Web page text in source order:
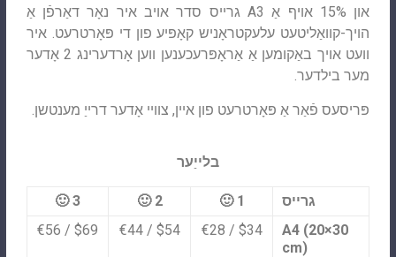
און 15% אויף אַ A3 גרייס סדר אויב איר נאָר דאַרפֿן אַ
הויך-קוואַליטעט עלעקטראָניש קאָפּיע פון ​​די פּאָרטרעט. איר
וועט אויך באַקומען אַ אַראָפּרעכענען ווען אָרדערינג 2 אָדער
מער בילדער.
פּריסעס פֿאַר אַ פּאָרטרעט פון איין, צוויי אָדער דרייַ מענטשן.
בלייַער
גרייס 1 🙂
2 🙂
3 🙂
A4 (20×30
cm)
$34 / €28
$54 / €44
$69 / €56